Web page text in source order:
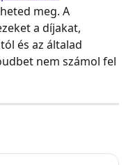
meg. A
a díjakat,
és az általad
nem számol fel